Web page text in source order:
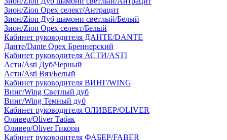
Зион/Zion Орех селект/Антрацит
Зион/Zion Дуб шамони светлый/Белый
Зион/Zion Орех селект/Белый
Кабинет руководителя ДАНТЕ/DANTE
Данте/Dante Орех Бреннерский
Кабинет руководителя АСТИ/ASTI
Асти/Asti Дуб/Черный
Асти/Asti Вяз/Белый
Кабинет руководителя ВИНГ/WING
Винг/Wing Светлый дуб
Винг/Wing Темный дуб
Кабинет руководителя ОЛИВЕР/OLIVER
Оливер/Oliver Табак
Оливер/Oliver Гикори
Кабинет руководителя ФАБЕР/FABER